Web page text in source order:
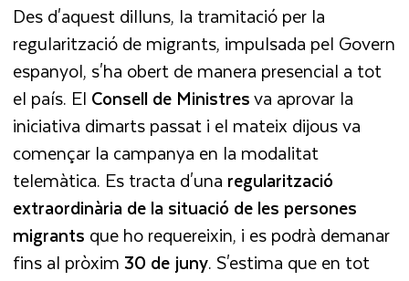
Des d'aquest dilluns, la tramitació per la
regularització de migrants, impulsada pel Govern
espanyol, s'ha obert de manera presencial a tot
el país. El Consell de Ministresva aprovar la
iniciativa dimarts passat i el mateix dijous va
començar la campanya en la modalitat
telemàtica. Es tracta d'una regularització
extraordinària de la situació de les persones
migrants que ho requereixin, i es podrà demanar
fins al pròxim30 de juny. S'estima que en tot